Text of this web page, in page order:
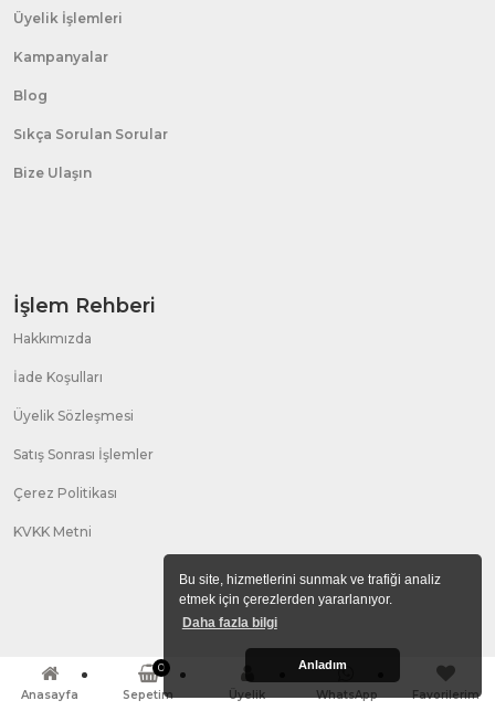
Bu site, hizmetlerini sunmak ve trafiği analiz
etmek için çerezlerden yararlanıyor.
Daha fazla bilgi
Anladım
Üyelik İşlemleri
Kampanyalar
Blog
Sıkça Sorulan Sorular
Bize Ulaşın
İşlem Rehberi
Hakkımızda
İade Koşulları
Üyelik Sözleşmesi
Satış Sonrası İşlemler
Çerez Politikası
KVKK Metni
Anasayfa Sepetim
0
Üyelik
WhatsApp Favorilerim